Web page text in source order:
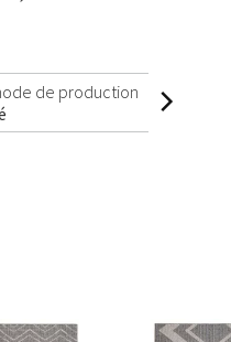
de production